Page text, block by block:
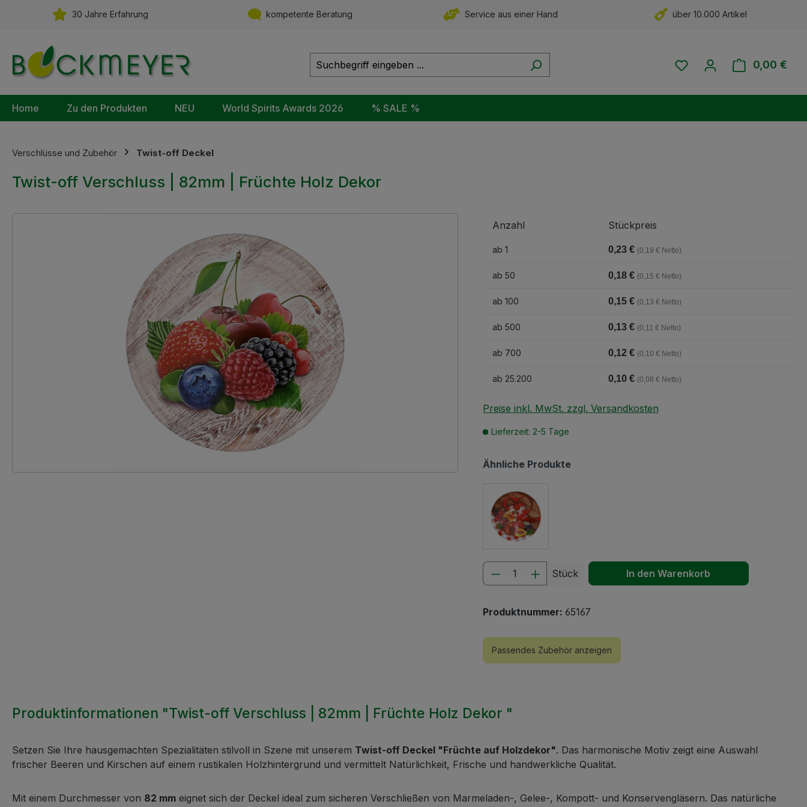
Hauptinhalt springen
Zur Suche springen
Zur Hauptnavigation springen
30 Jahre Erfahrung kompetente Beratung Service aus einer Hand über 10.000 Artikel
Du hast 0 Produkte auf
0,00 €
Home Zu den Produkten NEU World Spirits Awards 2026 % SALE %
Verschlüsse und Zubehör Twist-off Deckel
Twist-off Verschluss | 82mm | Früchte Holz Dekor
Anzahl Stückpreis
ab 1 0,23 € (0,19 € Netto)
ab 50 0,18 € (0,15 € Netto)
ab 100 0,15 € (0,13 € Netto)
ab 500 0,13 € (0,11 € Netto)
ab 700 0,12 € (0,10 € Netto)
ab 25.200 0,10 € (0,08 € Netto)
Preise inkl. MwSt. zzgl. Versandkosten
Lieferzeit: 2-5 Tage
Ähnliche Produkte
Produkt Anzahl: Gib den gewünschten Wert
Stück In den Warenkorb
Produktnummer: 65167
Passendes Zubehör anzeigen
Produktinformationen "Twist-off Verschluss | 82mm | Früchte Holz Dekor "
Setzen Sie Ihre hausgemachten Spezialitäten stilvoll in Szene mit unserem Twist-off Deckel "Früchte auf Holzdekor". Das harmonische Motiv zeigt eine Auswahl
frischer Beeren und Kirschen auf einem rustikalen Holzhintergrund und vermittelt Natürlichkeit, Frische und handwerkliche Qualität.
Mit einem Durchmesser von 82 mm eignet sich der Deckel ideal zum sicheren Verschließen von Marmeladen-, Gelee-, Kompott- und Konservengläsern. Das natürliche